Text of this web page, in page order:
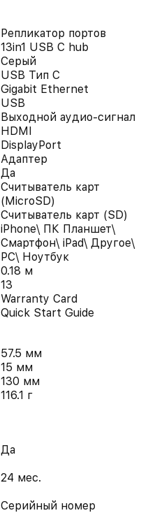
Репликатор портов
13in1 USB C hub
Серый
USB Тип C
Gigabit Ethernet
USB
Выходной аудио-сигнал
HDMI
DisplayPort
Адаптер
Да
Считыватель карт
(MicroSD)
Считыватель карт (SD)
iPhone\ ПК Планшет\
Смартфон\ iPad\ Другое\
PC\ Ноутбук
0.18 м
13
Warranty Card
Quick Start Guide
57.5 мм
15 мм
130 мм
116.1 г
Да
24 мес.
Серийный номер